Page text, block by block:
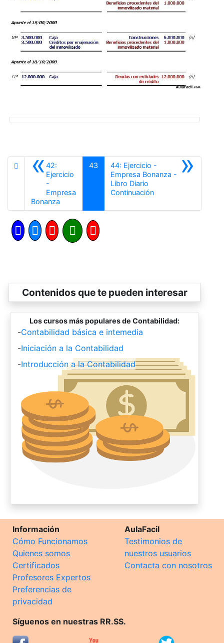
«42:
Ejercicio
-
Empresa
Bonanza
43 »
44: Ejercicio -
Empresa Bonanza -
Libro Diario
ContinuaciónSiguiente
Contenidos que te pueden interesar
Los cursos más populares de Contabilidad:
-Contabilidad básica e intemedia
-Iniciación a la Contabilidad
-Introducción a la Contabilidad
Información
Cómo Funcionamos
Quienes somos
Certificados
Profesores Expertos
Preferencias de
privacidad
AulaFacil
Testimonios de
nuestros usuarios
Contacta con nosotros
Síguenos en nuestras RR.SS.